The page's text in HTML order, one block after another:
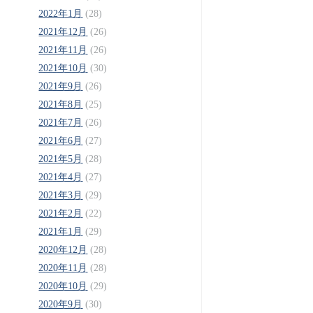
2022年1月 (28)
2021年12月 (26)
2021年11月 (26)
2021年10月 (30)
2021年9月 (26)
2021年8月 (25)
2021年7月 (26)
2021年6月 (27)
2021年5月 (28)
2021年4月 (27)
2021年3月 (29)
2021年2月 (22)
2021年1月 (29)
2020年12月 (28)
2020年11月 (28)
2020年10月 (29)
2020年9月 (30)